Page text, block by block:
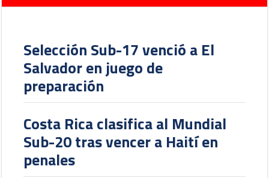
Selección Sub-17 venció a El
Salvador en juego de
preparación
Costa Rica clasifica al Mundial
Sub-20 tras vencer a Haití en
penales